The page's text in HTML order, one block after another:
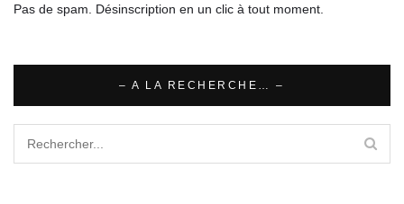
Pas de spam. Désinscription en un clic à tout moment.
– A LA RECHERCHE… –